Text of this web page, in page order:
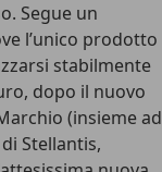
Segue un
l’unico prodotto
stabilmente
dopo il nuovo
(insieme ad
Stellantis,